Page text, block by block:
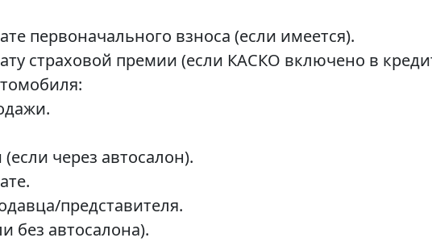
первоначального взноса (если имеется).
страховой премии (если КАСКО включено в
через автосалон).
представителя.
без автосалона).